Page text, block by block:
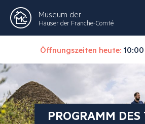
Museum der
Häuser der Franche-Comté
Öffnungszeiten heute:
PROGRAMM DES